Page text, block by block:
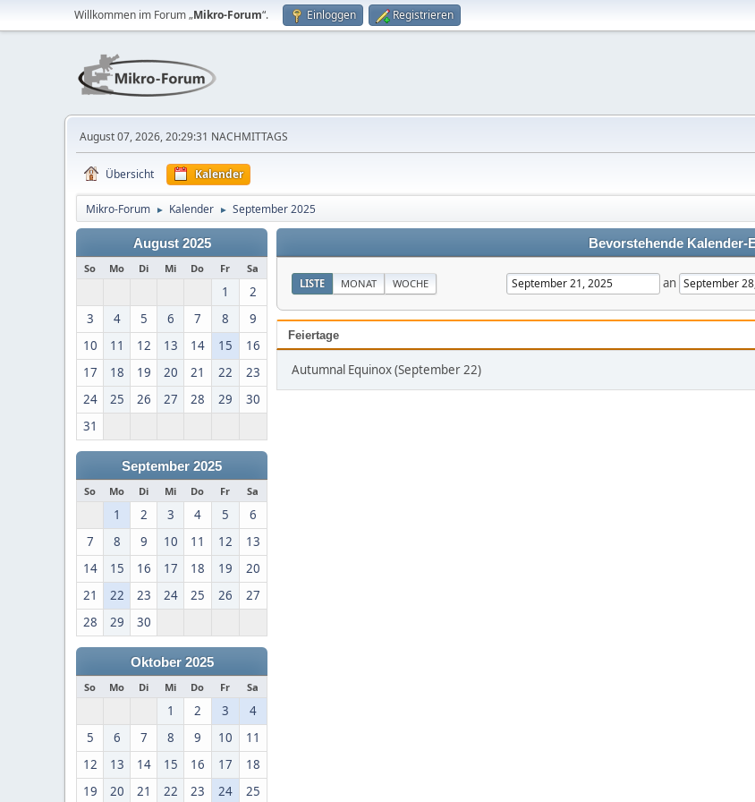
Willkommen im Forum „Mikro-Forum“. Einloggen Registrieren
August 07, 2026, 20:29:31 NACHMITTAGS
Übersicht Kalender
Mikro-Forum ► Kalender ► September 2025
August 2025
So Mo Di Mi Do Fr Sa
1
2
3
4 5 6 7 8
9
10
11 12 13 14 15
16
17
18 19 20 21 22
23
24
25 26 27 28 29
30
31
September 2025
So Mo Di Mi Do Fr Sa
1 2 3 4 5
6
7
8 9 10 11 12
13
14
15 16 17 18 19
20
21
22 23 24 25 26
27
28
29 30
Oktober 2025
So Mo Di Mi Do Fr Sa
1 2 3
4
5
6 7 8 9 10
11
12
13 14 15 16 17
18
19
20 21 22 23 24 25
Bevorstehende Kalender-
LISTE MONAT WOCHE an
Feiertage
Autumnal Equinox (September 22)